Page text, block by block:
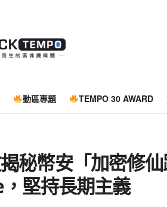
動區專題 TEMPO 30 AWARD
秘幣安「加密修
堅持長期主義